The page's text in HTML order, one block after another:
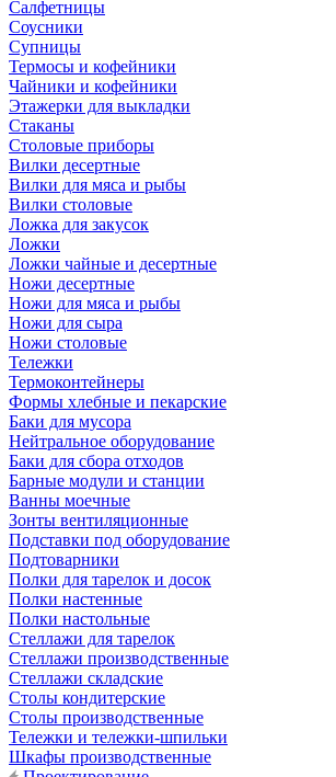
Салфетницы
Соусники
Супницы
Термосы и кофейники
Чайники и кофейники
Этажерки для выкладки
Стаканы
Столовые приборы
Вилки десертные
Вилки для мяса и рыбы
Вилки столовые
Ложка для закусок
Ложки
Ложки чайные и десертные
Ножи десертные
Ножи для мяса и рыбы
Ножи для сыра
Ножи столовые
Тележки
Термоконтейнеры
Формы хлебные и пекарские
Баки для мусора
Нейтральное оборудование
Баки для сбора отходов
Барные модули и станции
Ванны моечные
Зонты вентиляционные
Подставки под оборудование
Подтоварники
Полки для тарелок и досок
Полки настенные
Полки настольные
Стеллажи для тарелок
Стеллажи производственные
Стеллажи складские
Столы кондитерские
Столы производственные
Тележки и тележки-шпильки
Шкафы производственные